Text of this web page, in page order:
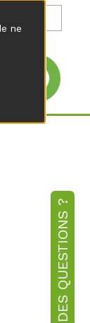
ne
DES QUESTIONS ?